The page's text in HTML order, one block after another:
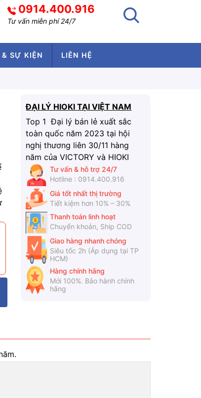
0914.400.916
Tư vấn miễn phí 24/7
SỰ KIỆN LIÊN HỆ
ĐẠI LÝ HIOKI TẠI VIỆT NAM
Top 1 Đại lý bán lẻ xuất sắc
toàn quốc năm 2023 tại hội
nghị thương liên 30/11 hàng
năm của VICTORY và HIOKI
Tư vấn & hỗ trợ 24/7
Hotline : 0914.400.916
Giá tốt nhất thị trường
Tiết kiệm hơn 10% – 30%
Thanh toán linh hoạt
Chuyển khoản, Ship COD
Giao hàng nhanh chóng
Siêu tốc 2h (Áp dụng tại TP
HCM)
Hàng chính hãng
Mới 100%. Bảo hành chính
hãng